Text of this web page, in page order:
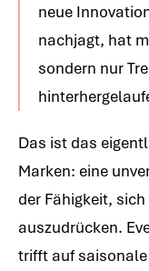
neue
nachjagt, hat
sondern nur
Das ist das
Marken: eine
der Fähigkeit,
auszudrücken.
trifft auf saisonale